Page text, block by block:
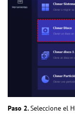
Paso 2.Seleccione el